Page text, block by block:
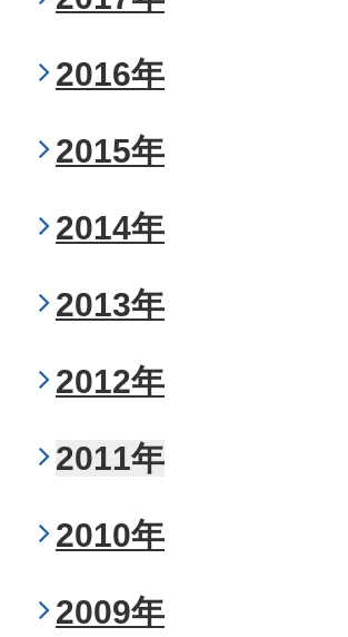
2016年
2015年
2014年
2013年
2012年
2011年
2010年
2009年